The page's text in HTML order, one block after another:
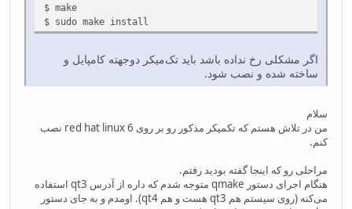
$ make
$ sudo make install
اگر مشکلی رخ نداده باشد باید تک‌میکر دوجهته کامپایل و
ساخته شده و نصب شود.
سلام
من در تلاش هستم که تکمیکر مذکور رو بر روی red hat linux 6 نصب
کنم.
مراحلی رو که اینجا گفته بودید رفتم.
هنگام اجرای دستور qmake متوجه شدم که داره از آدرس qt3 استفاده
می‌کنه (روی سیستم هم qt3 هست و هم qt4). اومدم و به جای دستور